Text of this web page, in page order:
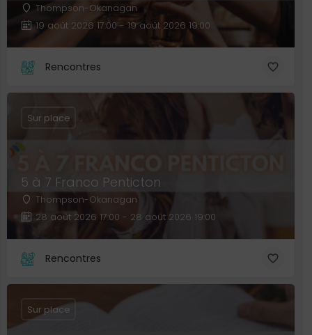
Thompson-Okanagan
19 août 2026 17:00 - 19 août 2026 19:00
Rencontres
5 à 7 Franco Penticton
Thompson-Okanagan
28 août 2026 17:00 - 28 août 2026 19:00
Sur place
Rencontres
Sur place